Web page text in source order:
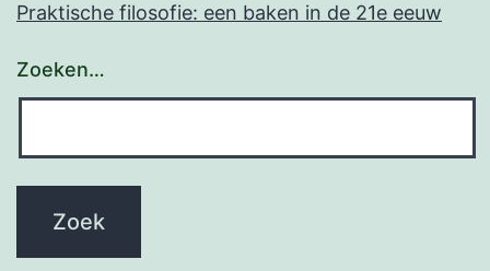
Praktische filosofie: een baken in de 21e eeuw
Zoeken…